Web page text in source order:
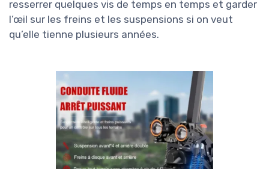
resserrer quelques vis de temps en temps et garder
l’œil sur les freins et les suspensions si on veut
qu’elle tienne plusieurs années.